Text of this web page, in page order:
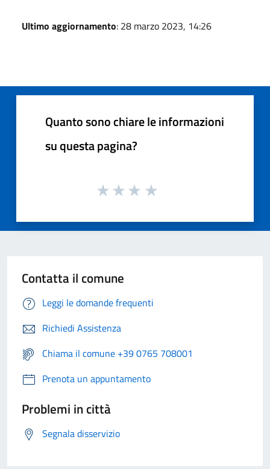
Ultimo aggiornamento: 28 marzo 2023, 14:26
Quanto sono chiare le informazioni
su questa pagina?
Contatta il comune
Leggi le domande frequenti
Richiedi Assistenza
Chiama il comune +39 0765 708001
Prenota un appuntamento
Problemi in città
Segnala disservizio